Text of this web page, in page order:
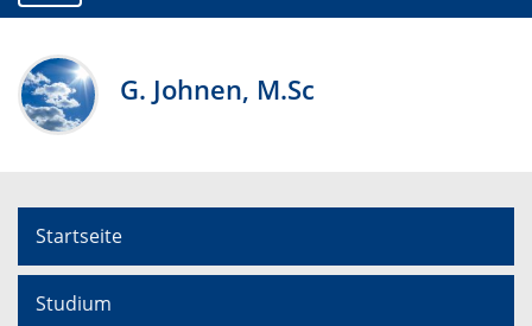
G. Johnen, M.Sc
Startseite
Studium